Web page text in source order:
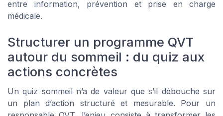
entre information, prévention et prise en charge
médicale.
Structurer un programme QVT
autour du sommeil : du quiz aux
actions concrètes
Un quiz sommeil n’a de valeur que s’il débouche sur
un plan d’action structuré et mesurable. Pour un